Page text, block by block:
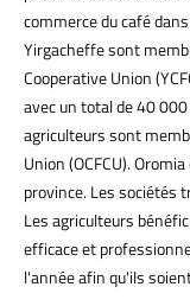
commerce du café
Yirgacheffe sont
Cooperative Union
avec un total de 40
agriculteurs sont
Union (OCFCU).
province. Les sociétés
Les agriculteurs
efficace et
l'année afin qu'ils